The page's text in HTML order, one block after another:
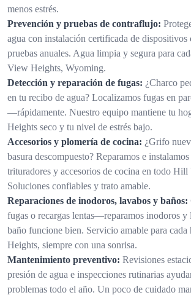
menos estrés.
Prevención y pruebas de contraflujo:
agua con instalación certificada de
pruebas anuales. Agua limpia y segura para
View Heights, Wyoming.
Detección y reparación de fugas: ¿Charco
en tu recibo de agua? Localizamos fugas en
—rápidamente. Nuestro equipo mantiene tu
Heights seco y tu nivel de estrés bajo.
Accesorios y plomería de cocina: ¿Grifo
basura descompuesto? Reparamos e
trituradores y accesorios de cocina en todo
Soluciones confiables y trato amable.
Reparaciones de inodoros, lavabos y baños:
fugas o recargas lentas—reparamos inodoros y
baño funcione bien. Servicio amable para
Heights, siempre con una sonrisa.
Mantenimiento preventivo: Revisiones
presión de agua e inspecciones rutinarias
problemas todo el año. Un poco de cuidado